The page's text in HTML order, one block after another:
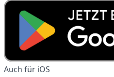
Auch für iOS